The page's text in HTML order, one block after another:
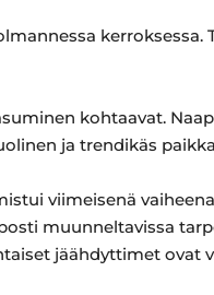
kerroksessa.
kohtaavat.
ja trendikäs
viimeisenä
muunneltavissa
jäähdyttimet ovat